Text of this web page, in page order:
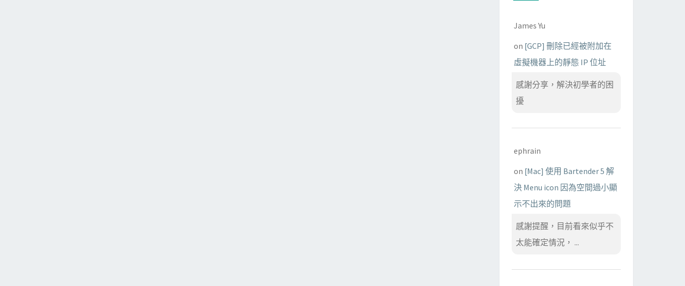
James Yu
on [GCP] 刪除已經被附加在
虛擬機器上的靜態 IP 位址
感謝分享，解決初學者的困
擾
ephrain
on [Mac] 使用 Bartender 5 解
決 Menu icon 因為空間過小顯
示不出來的問題
感謝提醒，目前看來似乎不
太能確定情況， ...